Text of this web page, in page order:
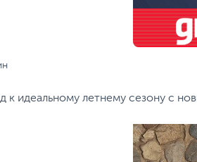
к идеальному летнему сезону с